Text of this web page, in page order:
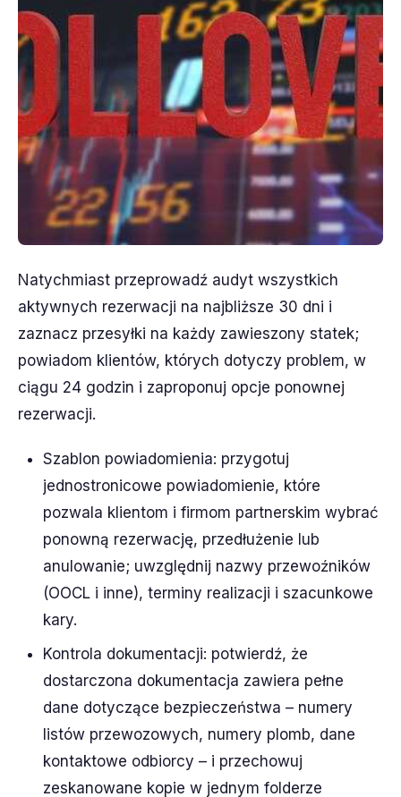
Natychmiast przeprowadź audyt wszystkich
aktywnych rezerwacji na najbliższe 30 dni i
zaznacz przesyłki na każdy zawieszony statek;
powiadom klientów, których dotyczy problem, w
ciągu 24 godzin i zaproponuj opcje ponownej
rezerwacji.
Szablon powiadomienia: przygotuj
jednostronicowe powiadomienie, które
pozwala klientom i firmom partnerskim wybrać
ponowną rezerwację, przedłużenie lub
anulowanie; uwzględnij nazwy przewoźników
(OOCL i inne), terminy realizacji i szacunkowe
kary.
Kontrola dokumentacji: potwierdź, że
dostarczona dokumentacja zawiera pełne
dane dotyczące bezpieczeństwa – numery
listów przewozowych, numery plomb, dane
kontaktowe odbiorcy – i przechowuj
zeskanowane kopie w jednym folderze